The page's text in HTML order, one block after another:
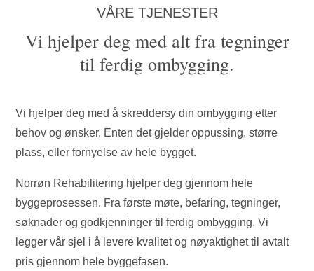
VÅRE TJENESTER
Vi hjelper deg med alt fra tegninger
til ferdig ombygging.
Vi hjelper deg med å skreddersy din ombygging etter
behov og ønsker. Enten det gjelder oppussing, større
plass, eller fornyelse av hele bygget.
Norrøn Rehabilitering hjelper deg gjennom hele
byggeprosessen. Fra første møte, befaring, tegninger,
søknader og godkjenninger til ferdig ombygging. Vi
legger vår sjel i å levere kvalitet og nøyaktighet til avtalt
pris gjennom hele byggefasen.